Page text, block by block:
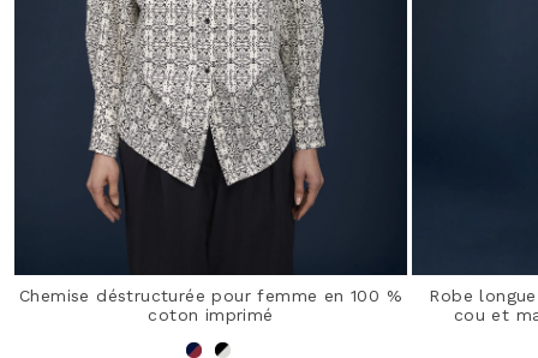
Chemise déstructurée pour femme en 100 %
coton imprimé
Robe
cou et